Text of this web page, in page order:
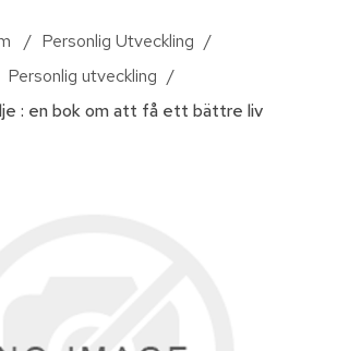
/ Personlig Utveckling /
Personlig utveckling /
: en bok om att få ett bättre liv